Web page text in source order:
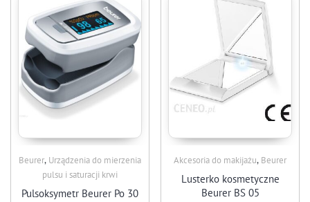
Beurer, Urządzenia do mierzenia
pulsu i saturacji krwi
Pulsoksymetr Beurer Po 30
Akcesoria do makijażu, Beurer
Lusterko kosmetyczne
Beurer BS 05